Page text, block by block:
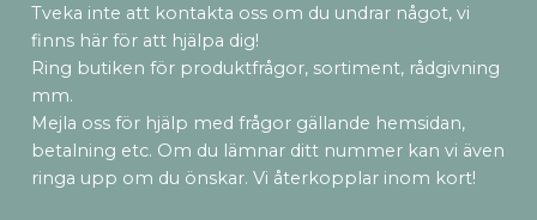
Tveka inte att kontakta oss om du undrar något, vi
finns här för att hjälpa dig!
Ring butiken för produktfrågor, sortiment, rådgivning
mm.
Mejla oss för hjälp med frågor gällande hemsidan,
betalning etc. Om du lämnar ditt nummer kan vi även
ringa upp om du önskar. Vi återkopplar inom kort!